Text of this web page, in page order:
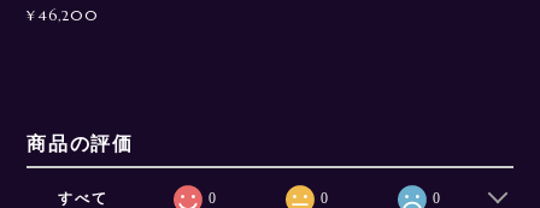
¥46,200
商品の評価
すべて 0 0 0